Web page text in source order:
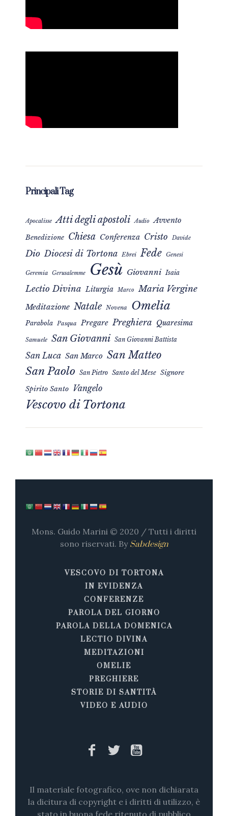
Principali Tag
Apocalisse Atti degli apostoli Audio Avvento
Benedizione Chiesa Conferenza Cristo Davide
Dio Diocesi di Tortona Ebrei Fede Genesi
Geremia Gerusalemme Gesù Giovanni Isaia
Lectio Divina Liturgia Marco Maria Vergine
Meditazione Natale Novena Omelia
Parabola Pasqua Pregare Preghiera Quaresima
Samuele San Giovanni San Giovanni Battista
San Luca San Marco San Matteo
San Paolo San Pietro Santo del Mese Signore
Spirito Santo Vangelo
Vescovo di Tortona
Mons. Guido Marini © 2020 / Tutti i diritti
sono riservati. By Sabdesign
VESCOVO DI TORTONA
IN EVIDENZA
CONFERENZE
PAROLA DEL GIORNO
PAROLA DELLA DOMENICA
LECTIO DIVINA
MEDITAZIONI
OMELIE
PREGHIERE
STORIE DI SANTITÀ
VIDEO E AUDIO
Il materiale fotografico, ove non dichiarata
la dicitura di copyright e i diritti di utilizzo, è